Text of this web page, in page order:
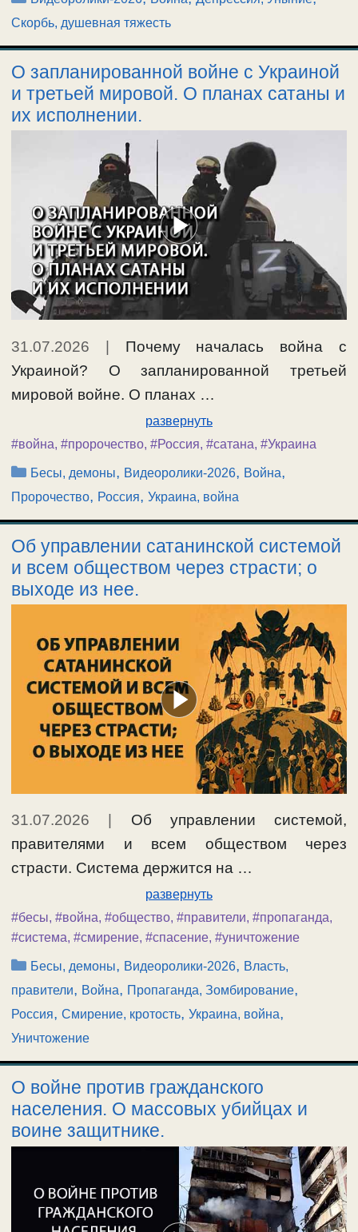
Скорбь, душевная тяжесть
О запланированной войне с Украиной
и третьей мировой. О планах сатаны и
их исполнении.
31.07.2026 | Почему началась война с
Украиной? О запланированной третьей
мировой войне. О планах …
развернуть
#война, #пророчество, #Россия, #сатана, #Украина
Рубрики
Бесы, демоны, Видеоролики-2026, Война,
Пророчество, Россия, Украина, война
Об управлении сатанинской системой
и всем обществом через страсти; о
выходе из нее.
31.07.2026
Об управлении системой,
правителями и всем обществом через
страсти. Система держится на …
развернуть
#бесы, #война, #общество, #правители, #пропаганда,
#система, #смирение, #спасение, #уничтожение
Рубрики
Бесы, демоны, Видеоролики-2026, Власть,
правители, Война, Пропаганда, Зомбирование,
Россия, Смирение, кротость, Украина, война,
Уничтожение
О войне против гражданского
населения. О массовых убийцах и
воине защитнике.